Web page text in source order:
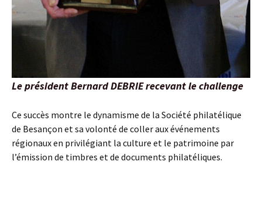
Le président Bernard DEBRIE recevant le challenge
Ce succès montre le dynamisme de la Société philatélique
de Besançon et sa volonté de coller aux événements
régionaux en privilégiant la culture et le patrimoine par
l’émission de timbres et de documents philatéliques.